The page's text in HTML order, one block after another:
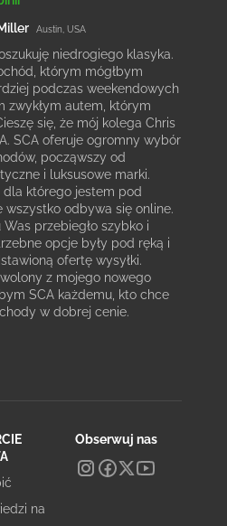
Austin, USA
niedrogiego klasyka.
którym mógłbym
podczas weekendowych
zwykłym autem, którym
się, że mój kolega Chris
SCA oferuje ogromny wybór
począwszy od
i luksusowe marki.
którego jestem pod
wszystko odbywa się online.
przebiegło szybko i
opcje były pod ręką i
ofertę wysyłki.
z mojego nowego
SCA każdemu, kto chce
w dobrej cenie.
na
Obserwuj nas